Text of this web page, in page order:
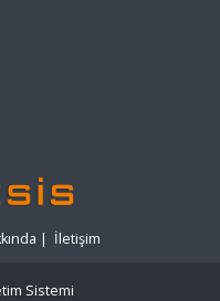
| İletişim
Sistemi